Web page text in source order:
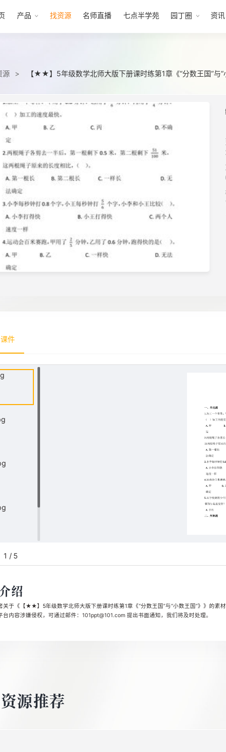
产品 找资源 名师直播 七点半学苑 园丁圈 资讯
源 【★★】5年级数学北师大版下册课时练第1章《“分数王国”与“
标
件
1 / 5
绍
关于《【★★】5年级数学北师大版下册课时练第1章《“分数王国”与“小数王国”》》的素
台内容涉嫌侵权，可通过邮件：101ppt@101.com 提出书面通知，我们将及时处理。
源推荐